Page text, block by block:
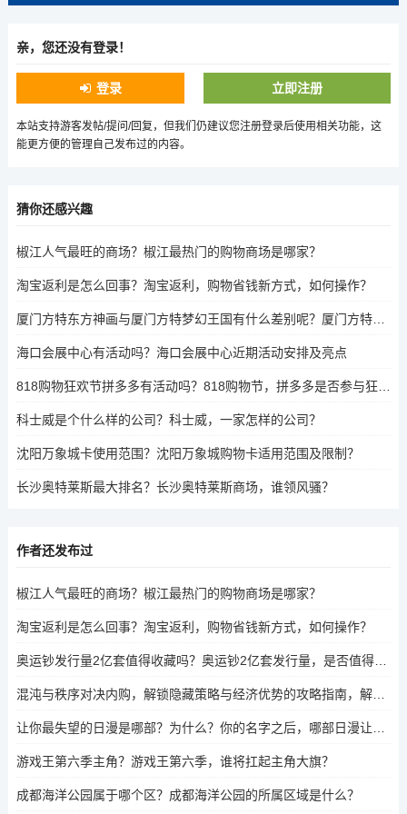
亲，您还没有登录！
登录 立即注册
本站支持游客发帖/提问/回复，但我们仍建议您注册登录后使用相关功能，这
能更方便的管理自己发布过的内容。
猜你还感兴趣
椒江人气最旺的商场？椒江最热门的购物商场是哪家？
淘宝返利是怎么回事？淘宝返利，购物省钱新方式，如何操作？
厦门方特东方神画与厦门方特梦幻王国有什么差别呢？厦门方特东方神画VS梦幻王国，体验差异大揭秘
海口会展中心有活动吗？海口会展中心近期活动安排及亮点
818购物狂欢节拼多多有活动吗？818购物节，拼多多是否参与狂欢盛宴？
科士威是个什么样的公司？科士威，一家怎样的公司？
沈阳万象城卡使用范围？沈阳万象城购物卡适用范围及限制？
长沙奥特莱斯最大排名？长沙奥特莱斯商场，谁领风骚？
作者还发布过
椒江人气最旺的商场？椒江最热门的购物商场是哪家？
淘宝返利是怎么回事？淘宝返利，购物省钱新方式，如何操作？
奥运钞发行量2亿套值得收藏吗？奥运钞2亿套发行量，是否值得收藏？
混沌与秩序对决内购，解锁隐藏策略与经济优势的攻略指南，解锁隐藏策略与经济优势，混沌与秩序对决内购攻略
游戏王第六季主角？游戏王第六季，谁将扛起主角大旗？
成都海洋公园属于哪个区？成都海洋公园的所属区域是什么？